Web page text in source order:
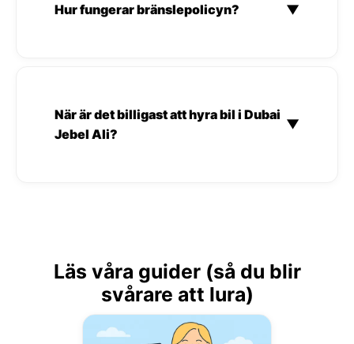
Hur fungerar bränslepolicyn? ▼
När är det billigast att hyra bil i Dubai
Jebel Ali?
▼
Läs våra guider (så du blir
svårare att lura)